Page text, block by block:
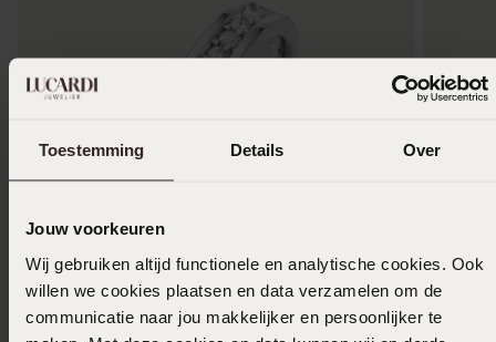
Toestemming Details Over
Jouw voorkeuren
Wij gebruiken altijd functionele en analytische cookies. Ook
willen we cookies plaatsen en data verzamelen om de
communicatie naar jou makkelijker en persoonlijker te